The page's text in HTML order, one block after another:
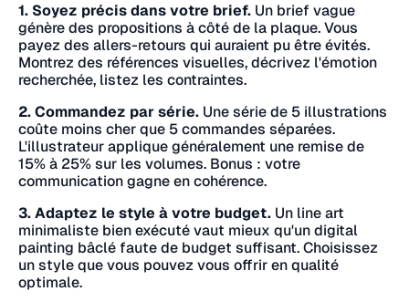
1. Soyez précis dans votre brief. Un brief vague
génère des propositions à côté de la plaque. Vous
payez des allers-retours qui auraient pu être évités.
Montrez des références visuelles, décrivez l'émotion
recherchée, listez les contraintes.
2. Commandez par série. Une série de 5 illustrations
coûte moins cher que 5 commandes séparées.
L'illustrateur applique généralement une remise de
15% à 25% sur les volumes. Bonus : votre
communication gagne en cohérence.
3. Adaptez le style à votre budget. Un line art
minimaliste bien exécuté vaut mieux qu'un digital
painting bâclé faute de budget suffisant. Choisissez
un style que vous pouvez vous offrir en qualité
optimale.